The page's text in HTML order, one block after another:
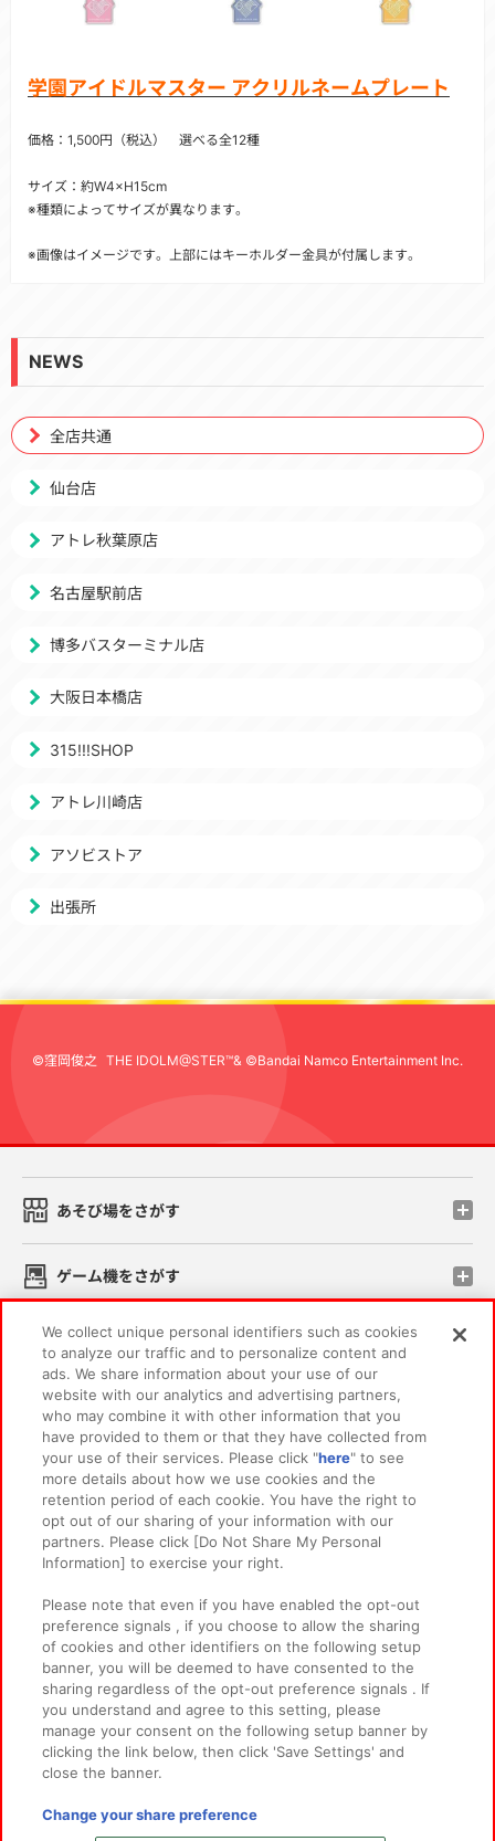
学園アイドルマスター アクリルネームプレート
価格：1,500円（税込） 選べる全12種
サイズ：約W4×H15cm
※種類によってサイズが異なります。
※画像はイメージです。上部にはキーホルダー金具が付属します。
NEWS
全店共通
仙台店
アトレ秋葉原店
名古屋駅前店
博多バスターミナル店
大阪日本橋店
315!!!SHOP
アトレ川崎店
アソビストア
出張所
©窪岡俊之 THE IDOLM@STER™& ©Bandai Namco Entertainment Inc.
あそび場をさがす
ゲーム機をさがす
スマホ・PCであそぶ
イベント・キャンペーン
関連会社 サステナビリティ サイトポリシー
プライバシーポリシー ウェブアクセシビリティ方針と検証結果
カスタマーハラスメント対応方針 よくあるご質問・お問い合わせ
©Bandai Namco Amusement Inc.
©Bandai Namco Amusement Lab Inc.
We collect unique personal identifiers such as cookies
to analyze our traffic and to personalize content and
ads. We share information about your use of our
website with our analytics and advertising partners,
who may combine it with other information that you
have provided to them or that they have collected from
your use of their services. Please click "here" to see
more details about how we use cookies and the
retention period of each cookie. You have the right to
opt out of our sharing of your information with our
partners. Please click [Do Not Share My Personal
Information] to exercise your right.
Please note that even if you have enabled the opt-out
preference signals , if you choose to allow the sharing
of cookies and other identifiers on the following setup
banner, you will be deemed to have consented to the
sharing regardless of the opt-out preference signals . If
you understand and agree to this setting, please
manage your consent on the following setup banner by
clicking the link below, then click 'Save Settings' and
close the banner.
Change your share preference